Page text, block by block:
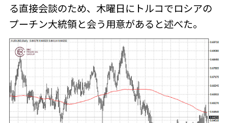
る直接会談のため、木曜日にトルコでロシアの
プーチン大統領と会う用意があると述べた。